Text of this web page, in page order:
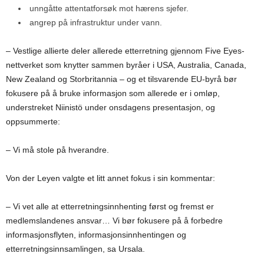
unngåtte attentatforsøk mot hærens sjefer.
angrep på infrastruktur under vann.
– Vestlige allierte deler allerede etterretning gjennom Five Eyes-
nettverket som knytter sammen byråer i USA, Australia, Canada,
New Zealand og Storbritannia – og et tilsvarende EU-byrå bør
fokusere på å bruke informasjon som allerede er i omløp,
understreket Niinistö under onsdagens presentasjon, og
oppsummerte:
– Vi må stole på hverandre.
Von der Leyen valgte et litt annet fokus i sin kommentar:
– Vi vet alle at etterretningsinnhenting først og fremst er
medlemslandenes ansvar… Vi bør fokusere på å forbedre
informasjonsflyten, informasjonsinnhentingen og
etterretningsinnsamlingen, sa Ursala.